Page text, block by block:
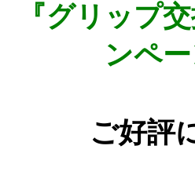
『グリップ
ンペー
ご好評